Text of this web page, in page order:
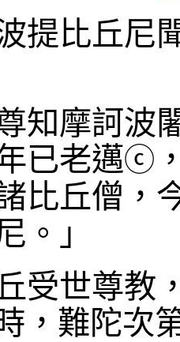
提比丘尼
知摩訶波
已老邁ⓒ
比丘僧，
。」
受世尊教
，難陀次